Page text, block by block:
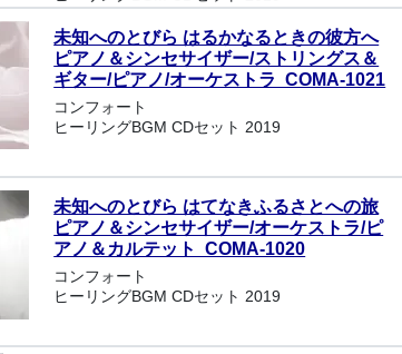
未知へのとびら はるかなるときの彼方へ
ピアノ＆シンセサイザー/ストリングス＆
ギター/ピアノ/オーケストラ COMA-1021
コンフォート
ヒーリングBGM CDセット 2019
未知へのとびら はてなきふるさとへの旅
ピアノ＆シンセサイザー/オーケストラ/ピ
アノ＆カルテット COMA-1020
コンフォート
ヒーリングBGM CDセット 2019